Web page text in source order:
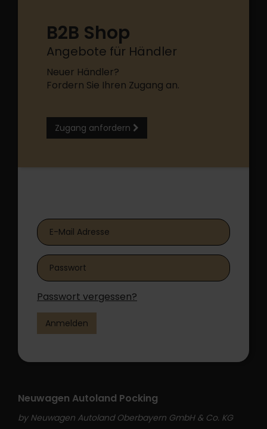
B2B Shop
Angebote für Händler
Neuer Händler?
Fordern Sie Ihren Zugang an.
Zugang anfordern
Passwort vergessen?
Anmelden
Neuwagen Autoland Pocking
by Neuwagen Autoland Oberbayern GmbH & Co. KG